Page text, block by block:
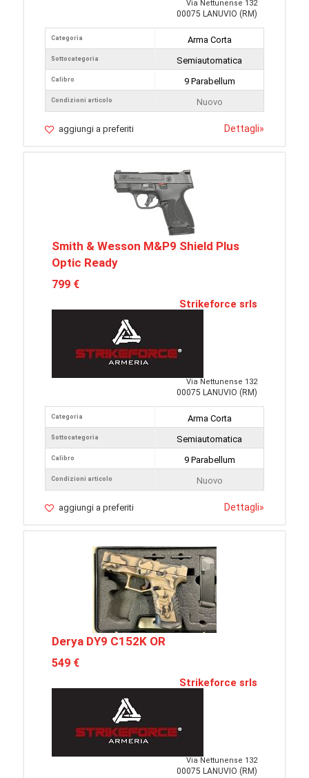
Via Nettunense 132
00075 LANUVIO (RM)
Categoria
Sottocategoria
Calibro
Condizioni articolo
Arma Corta
Semiautomatica
9 Parabellum
Nuovo
aggiungi a preferiti Dettagli»
Smith & Wesson M&P9 Shield Plus
Optic Ready
799 €
Strikeforce srls
Via Nettunense 132
00075 LANUVIO (RM)
Categoria
Sottocategoria
Calibro
Condizioni articolo
Arma Corta
Semiautomatica
9 Parabellum
Nuovo
aggiungi a preferiti Dettagli»
Derya DY9 C152K OR
549 €
Strikeforce srls
Via Nettunense 132
00075 LANUVIO (RM)